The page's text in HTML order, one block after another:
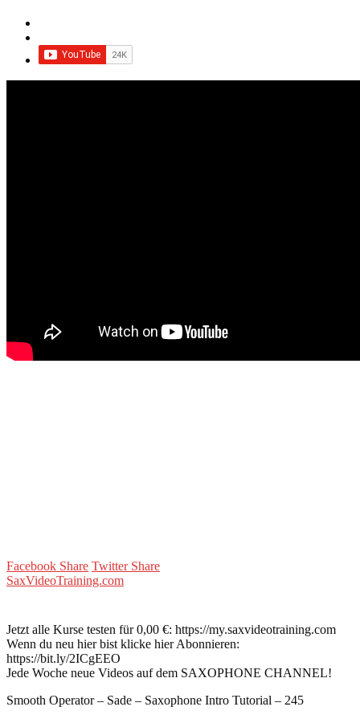
Facebook Share Twitter Share
SaxVideoTraining.com
Jetzt alle Kurse testen für 0,00 €: https://my.saxvideotraining.com
Wenn du neu hier bist klicke hier Abonnieren:
https://bit.ly/2ICgEEO
Jede Woche neue Videos auf dem SAXOPHONE CHANNEL!
Smooth Operator – Sade – Saxophone Intro Tutorial – 245